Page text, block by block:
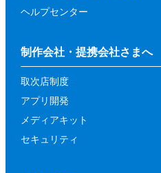
ヘルプセンター
制作会社・提携会社さまへ
取次店制度
アプリ開発
メディアキット
セキュリティ